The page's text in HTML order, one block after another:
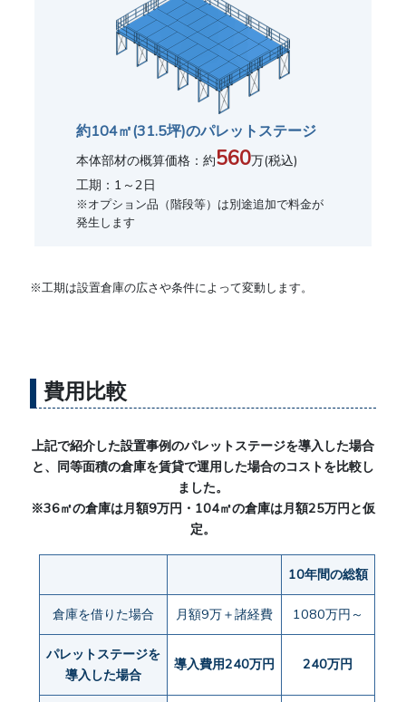
約104㎡(31.5坪)のパレットステージ
本体部材の概算価格：約560万(税込)
工期：1～2日
※オプション品（階段等）は別途追加で料金が
発生します
※工期は設置倉庫の広さや条件によって変動します。
費用比較
上記で紹介した設置事例のパレットステージを導入した場合
と、同等面積の倉庫を賃貸で運用した場合のコストを比較し
ました。
※36㎡の倉庫は月額9万円・104㎡の倉庫は月額25万円と仮
定。
10年間の総額
倉庫を借りた場合 月額9万＋諸経費 1080万円～
パレットステージを
導入した場合
導入費用240万円 240万円